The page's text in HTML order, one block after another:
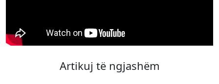
Artikuj të ngjashëm